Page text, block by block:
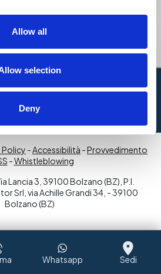
Allow all
selection
Deny
Invia richiesta
-Accessibilità -Provvedimento
-Whistleblowing
Lancia 3, 39100 Bolzano (BZ), P.I.
Srl, via Achille Grandi 34, - 39100
Bolzano (BZ)
Whatsapp Sedi